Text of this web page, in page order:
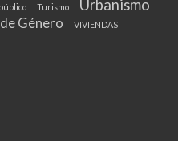
Turismo Urbanismo
Género VIVIENDAS